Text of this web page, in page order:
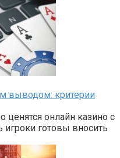
выводом: критерии
ценятся онлайн казино с
готовы вносить